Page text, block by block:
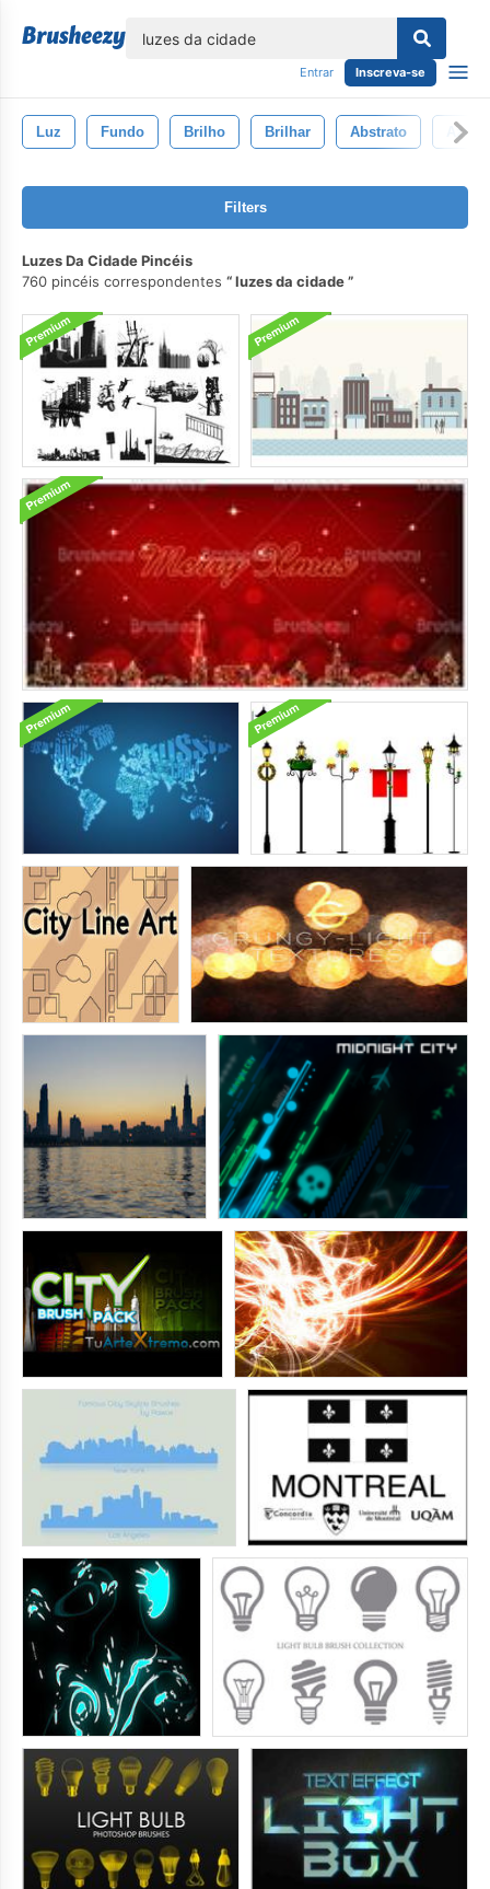
Entrar Inscreva-se
Luz Fundo Brilho Brilhar Abstrato Azul
Filters
Luzes Da Cidade Pincéis
760 pincéis correspondentes
luzes da cidade